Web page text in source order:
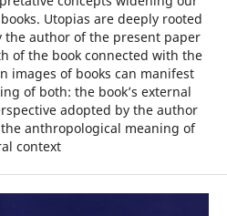
Utopias are deeply rooted
the author of the present paper
of the book connected with the
images of books can manifest
of both: the book’s external
adopted by the author
anthropological meaning of
context